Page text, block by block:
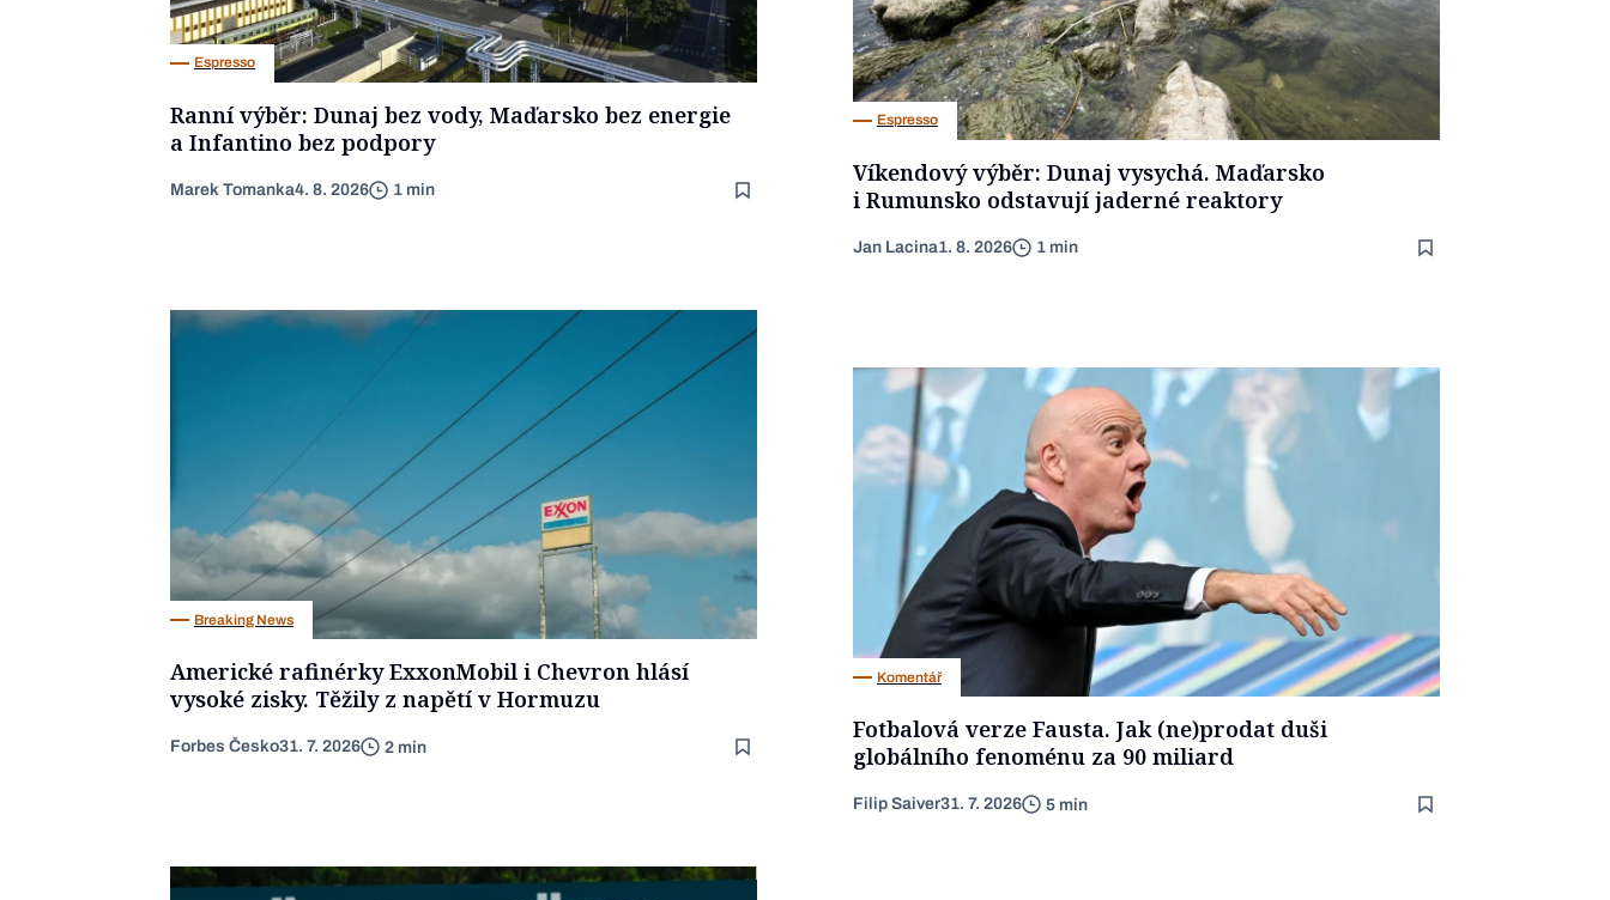
Espresso
Ranní výběr: Dunaj bez vody, Maďarsko bez energie
a Infantino bez podpory
Marek Tomanka4. 8. 2026 1 min
Espresso
Víkendový výběr: Dunaj vysychá. Maďarsko
i Rumunsko odstavují jaderné reaktory
Jan Lacina1. 8. 2026 1 min
Breaking News
Americké rafinérky ExxonMobil i Chevron hlásí
vysoké zisky. Těžily z napětí v Hormuzu
Forbes Česko31. 7. 2026 2 min
Komentář
Fotbalová verze Fausta. Jak (ne)prodat duši
globálního fenoménu za 90 miliard
Filip Saiver31. 7. 2026 5 min